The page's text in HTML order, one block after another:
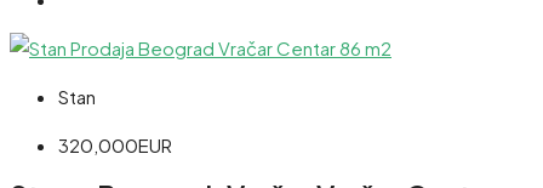
Stan
320,000EUR